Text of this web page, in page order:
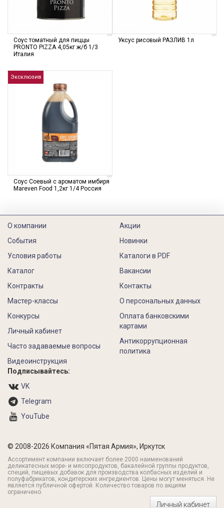
Соус томатный для пиццы
PRONTO PIZZA 4,05кг ж/б 1/3
Италия
Уксус рисовый РАЗЛИВ 1л
Эксклюзив
Соус Соевый с ароматом имбиря
Mareven Food 1,2кг 1/4 Россия
О компании
События
Условия работы
Каталог
Контракты
Акции
Новинки
Каталоги в PDF
Вакансии
Контакты
Мастер-классы
Конкурсы
Личный кабинет
Часто задаваемые вопросы
Видеоинструкция
О персональных данных
Оплата банковскими
картами
Антикоррупционная
политика
Подписывайтесь:
VK
Telegram
YouTube
© 2008-2026 Компания «Пятая Армия», Иркутск
Ассортимент компании включает более 2000 наименований
деликатесных море- и мясопродуктов, бакалейной группы продуктов,
специй, пищевых добавок для производства колбасных изделий и
полуфабрикатов, кондитерских ингредиентов. Цены могут меняться. Не
является публичной офертой. Количество товаров по акциям
ограничено.
Личный кабинет